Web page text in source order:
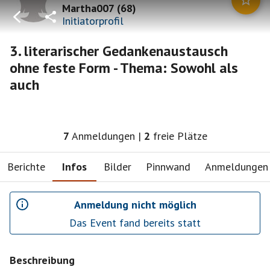
Martha007(68)
Initiatorprofil
3. literarischer Gedankenaustausch
ohne feste Form - Thema: Sowohl als
auch
7 Anmeldungen | 2 freie Plätze
Berichte Infos Bilder Pinnwand Anmeldungen
Anmeldung nicht möglich
Das Event fand bereits statt
Beschreibung